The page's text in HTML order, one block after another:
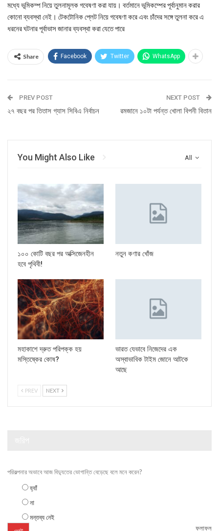
মধ্যে ভূমিকম্প নিয়ে তুলনামূলক গবেষণা করা যায়। বর্তমানে ভূমিকম্পের পূর্বানুমান করার
কোনো ব্যবস্থা নেই। টেকটোনিক প্লেট নিয়ে গবেষণা করে এবং চাঁদের সঙ্গে তুলনা করে এ
ধরনের ঘটনার পূর্বাভাস জানার ব্যবস্থা করা যেতে পারে
Share Facebook Twitter WhatsApp
PREV POST
২৭ বছর পর তিতাস গ্যাস সিবিএ নির্বাচন
NEXT POST
রমজানে ১০টা পর্যন্ত খোলা বিপনী বিতান
All
You Might Also Like
১০০ কোটি বছর পর অক্সিজেনহীন
হবে পৃথিবী!
নতুন কণার খোঁজ
মহাকাশে দ্রুত পরিপক্ক হয়
মস্তিষ্কের কোষ?
ভারত যেভাবে নিজেদের এক
অস্বাভাবিক টাইম জোনে আটকে
আছে
PREV NEXT
পরিকল্পনার অভাবে আজ বিদ্যুতের ভোগান্তি বেড়েছে বলে মনে করেন?
হ্যাঁ
না
মন্তব্য নেই
ফলাফল